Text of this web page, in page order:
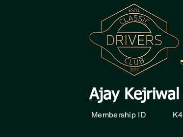
Ajay Kejriwal
Membership ID K4